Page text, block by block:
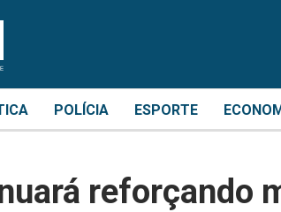
POLÍCIA ESPORTE
reforçando